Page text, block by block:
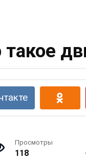
такое
Просмотры
118